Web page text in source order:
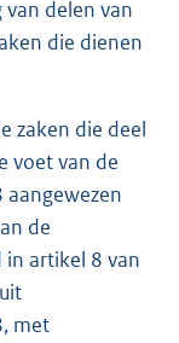
delen van
die dienen
zaken die deel
voet van de
de
artikel 8 van
met